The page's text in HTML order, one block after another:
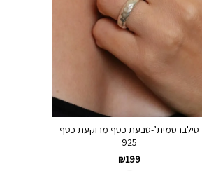
סילברסמית’-טבעת כסף מרוקעת כסף
925
₪199